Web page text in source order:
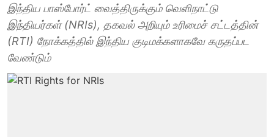
இந்திய பாஸ்போர்ட் வைத்திருக்கும் வெளிநாட்டு
இந்தியர்கள் (NRIs), தகவல் அறியும் உரிமைச் சட்டத்தின்
(RTI) நோக்கத்தில் இந்திய குடிமக்களாகவே கருதப்பட
வேண்டும்